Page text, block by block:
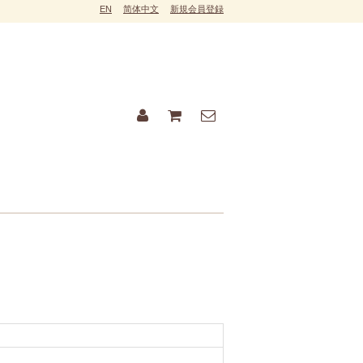
EN 简体中文 新規会員登録